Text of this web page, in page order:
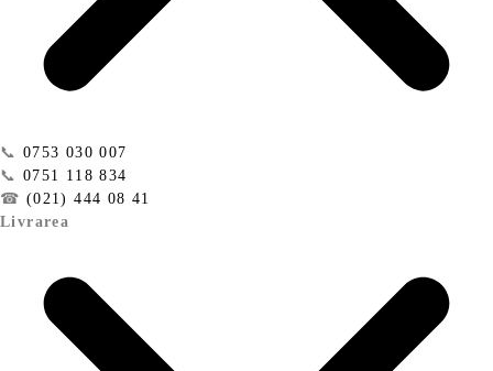
📞 0753 030 007
📞 0751 118 834
☎ (021) 444 08 41
Livrarea